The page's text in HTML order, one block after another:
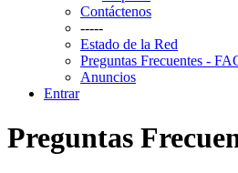
Contáctenos
-----
Estado de la Red
Preguntas Frecuentes -
Anuncios
Entrar
Preguntas